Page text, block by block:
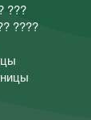
???
????
ᅠ
ᅠ ᅠ